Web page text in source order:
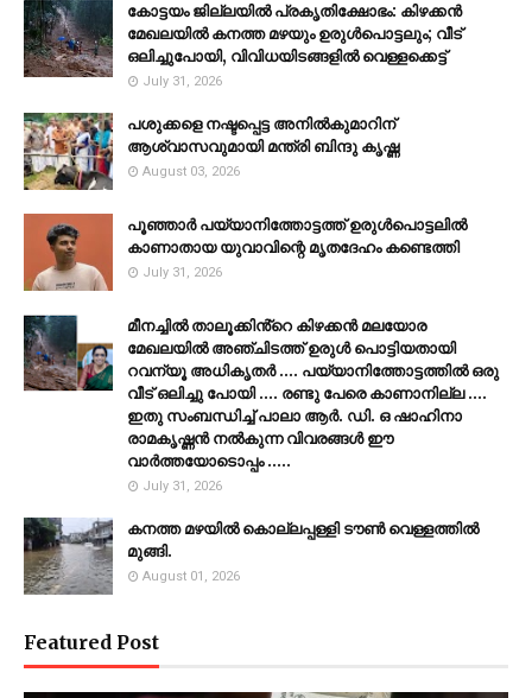
കോട്ടയം ജില്ലയില്‍ പ്രകൃതിക്ഷോഭം: കിഴക്കന്‍
മേഖലയില്‍ കനത്ത മഴയും ഉരുള്‍പൊട്ടലും; വീട്
ഒലിച്ചുപോയി, വിവിധയിടങ്ങളില്‍ വെള്ളക്കെട്ട്
July 31, 2026
പശുക്കളെ നഷ്ടപ്പെട്ട അനിൽകുമാറിന്
ആശ്വാസവുമായി മന്ത്രി ബിന്ദു കൃഷ്ണ
August 03, 2026
പൂഞ്ഞാര്‍ പയ്യാനിത്തോട്ടത്ത് ഉരുള്‍പൊട്ടലില്‍
കാണാതായ യുവാവിന്റെ മൃതദേഹം കണ്ടെത്തി
July 31, 2026
മീനച്ചിൽ താലൂക്കിൻ്റെ കിഴക്കൻ മലയോര
മേഖലയിൽ അഞ്ചിടത്ത് ഉരുൾ പൊട്ടിയതായി
റവന്യൂ അധികൃതർ .... പയ്യാനിത്തോട്ടത്തിൽ ഒരു
വീട് ഒലിച്ചു പോയി .... രണ്ടു പേരെ കാണാനില്ല ....
ഇതു സംബന്ധിച്ച് പാലാ ആർ. ഡി. ഒ ഷാഹിനാ
രാമകൃഷ്ണൻ നൽകുന്ന വിവരങ്ങൾ ഈ
വാർത്തയോടൊപ്പം .....
July 31, 2026
കനത്ത മഴയില്‍ കൊല്ലപ്പള്ളി ടൗണ്‍ വെള്ളത്തില്‍
മുങ്ങി.
August 01, 2026
Featured Post